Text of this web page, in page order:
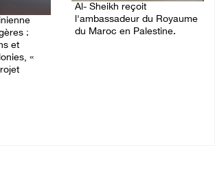
:
et
«
Al- Sheikh reçoit
l'ambassadeur du Royaume
du Maroc en Palestine.